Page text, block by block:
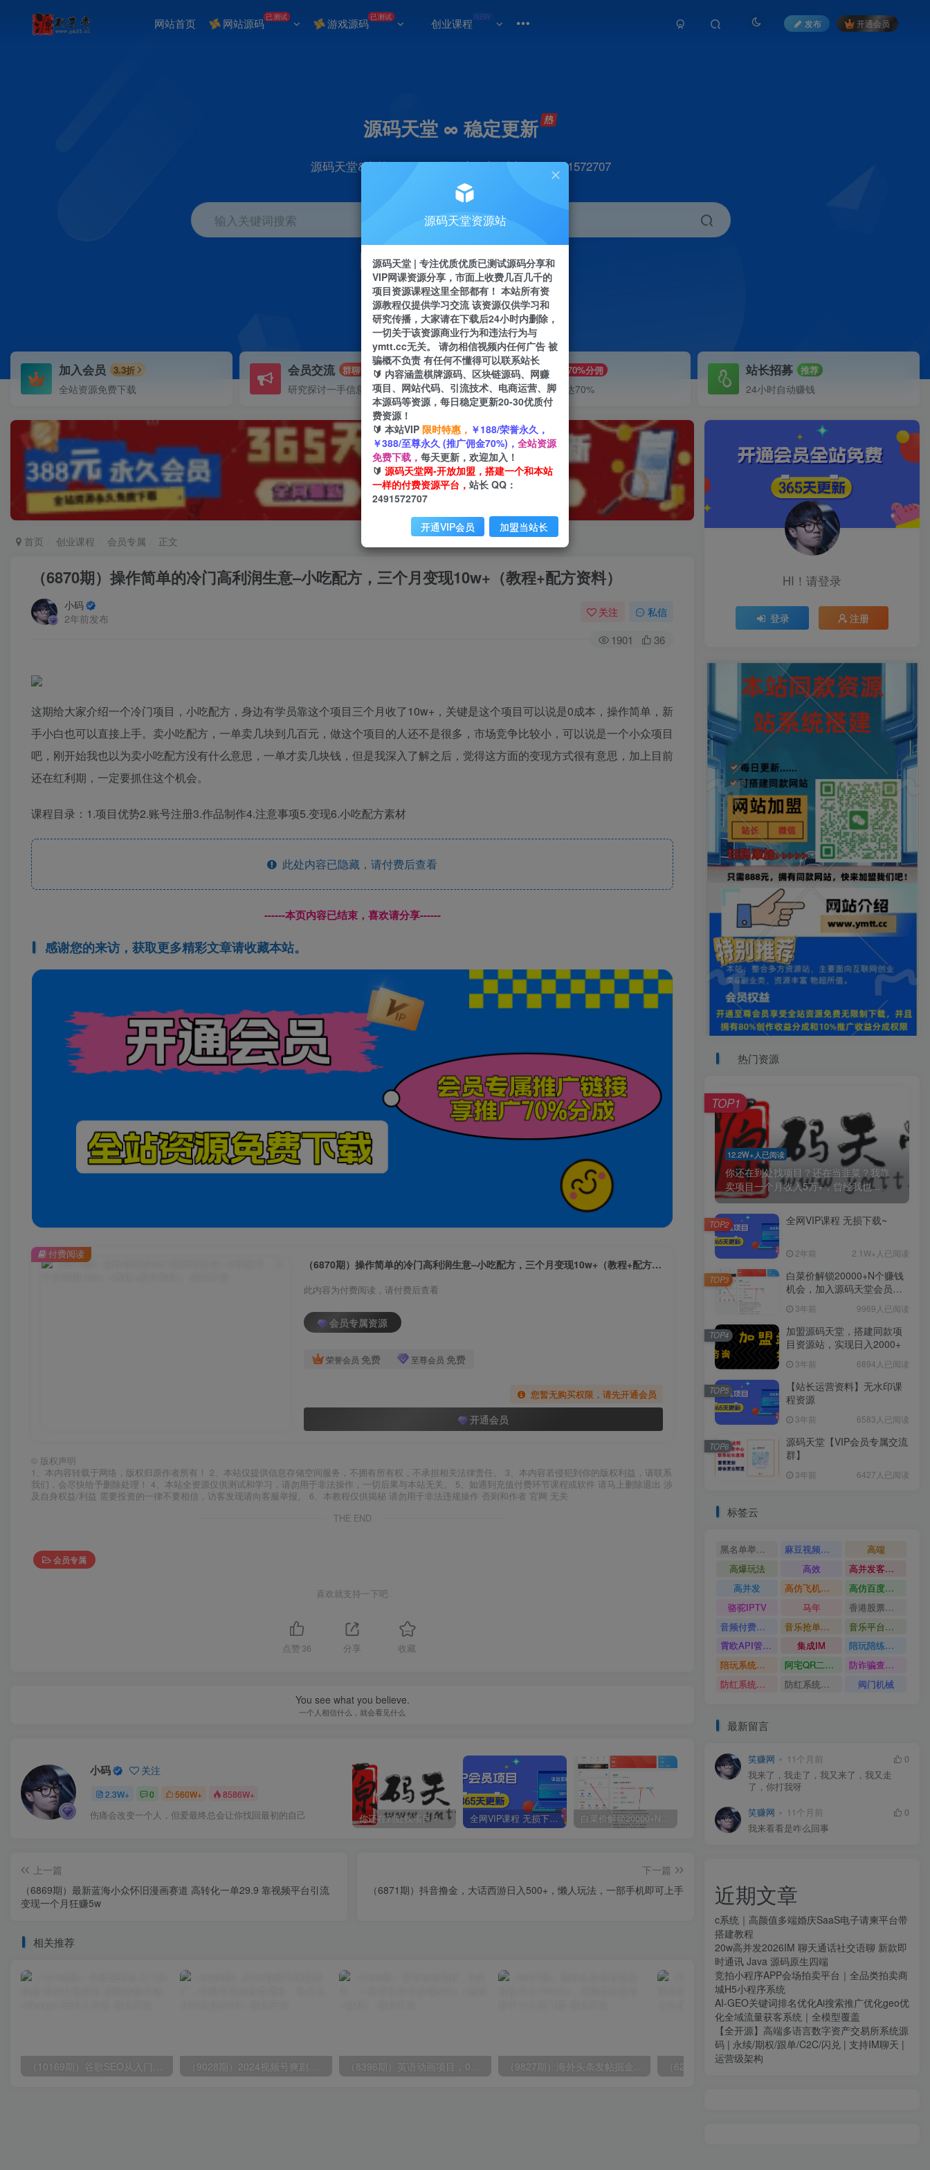
网站首页 网站源码已测试 游戏源码 已测试 创业课程 NEW
发布 开通会员
源码天堂 ∞ 稳定更新
源码天堂&实战项目&365天稳定更新 站长qq：2491572707
输入关键词搜索
引流 抖音 挂机 直播 快手 小红书
加入会员 3.3折
全站资源免费下载
会员交流 群聊
研究探讨一手信息差
推广赚钱 70%分佣
推广返佣高达70%
站长招募 推荐
24小时自动赚钱
首页 创业课程 会员专属 正文
（6870期）操作简单的冷门高利润生意–小吃配方，三个月变现10w+（教程+配方资料）
小码
2年前发布
关注 私信
1901 36
这期给大家介绍一个冷门项目，小吃配方，身边有学员靠这个项目三个月收了10w+，关键是这个项目可以说是0成本，操作简单，新
手小白也可以直接上手。卖小吃配方，一单卖几块到几百元，做这个项目的人还不是很多，市场竞争比较小，可以说是一个小众项目
吧，刚开始我也以为卖小吃配方没有什么意思，一单才卖几块钱，但是我深入了解之后，觉得这方面的变现方式很有意思，加上目前
还在红利期，一定要抓住这个机会。
课程目录：1.项目优势2.账号注册3.作品制作4.注意事项5.变现6.小吃配方素材
此处内容已隐藏，请付费后查看
------本页内容已结束，喜欢请分享------
感谢您的来访，获取更多精彩文章请收藏本站。
（6870期）操作简单的冷门高利润生意–小吃配方，三个月变现10w+（教程+配方资料）
此内容为付费阅读，请付费后查看
会员专属资源
荣誉会员 免费 至尊会员 免费
您暂无购买权限，请先开通会员
开通会员
付费阅读
© 版权声明
1、本内容转载于网络，版权归原作者所有！ 2、本站仅提供信息存储空间服务，不拥有所有权，不承担相关法律责任。 3、本内容若侵犯到你的版权利益，请联系
我们，会尽快给予删除处理！ 4、本站全资源仅供测试和学习，请勿用于非法操作，一切后果与本站无关。 5、如遇到充值付费环节课程或软件 请马上删除退出 涉
及自身权益/利益 需要投资的一律不要相信，访客发现请向客服举报。 6、本教程仅供揭秘 请勿用于非法违规操作 否则和作者 官网 无关
THE END
会员专属
喜欢就支持一下吧
点赞 36 分享 收藏
You see what you believe.
一个人相信什么，就会看见什么
小码 关注
2.3W+ 0 560W+ 8586W+
伤痛会改变一个人，但爱最终总会让你找回最初的自己 你还在到处找项目？还在当韭菜？我靠卖项目一个月收入5万+，曾经我也是个失败者。 全网VIP课程 无损下载~ 白菜价解锁20000+N个赚钱机会，加入源码天堂会员，全站资源免费学习。 加盟源码天堂，搭建同款项目资源站，实现日入2000+
上一篇
（6869期）最新蓝海小众怀旧漫画赛道 高转化一单29.9 靠视频平台引流
变现一个月狂赚5w
下一篇
（6871期）抖音撸金，大话西游日入500+，懒人玩法，一部手机即可上手
相关推荐
（10169期）谷歌SEO从入门到精通 带你打造排名 清晰的独立站+Google SEO工作流 （9028期）2024视频号爽剧推广，肉眼可见的收益增长，每天几分钟收益2000+ （8396期）英语动画项目，0成本，一部手机单日变现600+（教程+素材） （9827期）海外头条发帖掘金，轻松月入10000+，无脑搬运发布，新手小白无门槛
HI！请登录
登录 注册
热门资源
12.2W+人已阅读
你还在到处找项目？还在当韭菜？我靠
卖项目一个月收入5万+，曾经我也...
TOP1
全网VIP课程 无损下载~
2年前 2.1W+人已阅读
TOP2
白菜价解锁20000+N个赚钱
机会，加入源码天堂会员，
3年前 9969人已阅读
TOP3
加盟源码天堂，搭建同款项
目资源站，实现日入2000+
3年前 6894人已阅读
TOP4
【站长运营资料】无水印课
程资源
3年前 6583人已阅读
TOP5
源码天堂【VIP会员专属交流
群】
3年前 6427人已阅读
TOP6
标签云
黑名单举报系统源码 麻豆视频源码
高端
高爆玩法
高效
高并发客服系统
高并发
高仿飞机源码
高仿百度网盘UI
骆驼IPTV
马年
香港股票系统源码
音频付费订阅系统
音乐抢单系统
音乐平台源码
霄欧API管理系统
集成IM
陪玩陪练平台
陪玩系统源码
阿宅QR二维码生成
防诈骗查询系统
防红系统源码
防红系统最新版 阀门机械
最新留言
笑赚网 11个月前
0
我来了，我走了，我又来了，我又走
了，你打我呀
笑赚网 11个月前
0
我来看看是咋么回事
近期文章
c系统｜高颜值多端婚庆SaaS电子请柬平台带
搭建教程
20w高并发2026IM 聊天通话社交语聊 新款即
时通讯 Java 源码原生四端
竞拍小程序APP会场拍卖平台｜全品类拍卖商
城H5小程序系统
AI-GEO关键词排名优化Ai搜索推广优化geo优
化全域流量获客系统｜全模型覆盖
【全开源】高端多语言数字资产交易所系统源
码 | 永续/期权/跟单/C2C/闪兑 | 支持IM聊天 |
运营级架构
源码天堂资源站
源码天堂 | 专注优质优质已测试源码分享和
VIP网课资源分享，市面上收费几百几千的
项目资源课程这里全部都有！ 本站所有资
源教程仅提供学习交流 该资源仅供学习和
研究传播，大家请在下载后24小时内删除，
一切关于该资源商业行为和违法行为与
ymtt.cc无关。 请勿相信视频内任何广告 被
骗概不负责 有任何不懂得可以联系站长
🔰 内容涵盖棋牌源码、区块链源码、网赚
项目、网站代码、引流技术、电商运营、脚
本源码等资源，每日稳定更新20-30优质付
费资源！
🔰 本站VIP 限时特惠， ￥188/荣誉永久，
￥388/至尊永久 (推广佣金70%)， 全站资源
免费下载， 每天更新，欢迎加入！
🔰 源码天堂网-开放加盟，搭建一个和本站
一样的付费资源平台， 站长 QQ：
2491572707
开通VIP会员 加盟当站长